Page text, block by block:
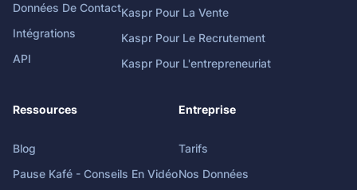
Données De Contact
Intégrations
API
Kaspr Pour La Vente
Kaspr Pour Le Recrutement
Kaspr Pour L'entrepreneuriat
Ressources
Blog
Pause Kafé - Conseils En Vidéo
Entreprise
Tarifs
Nos Données